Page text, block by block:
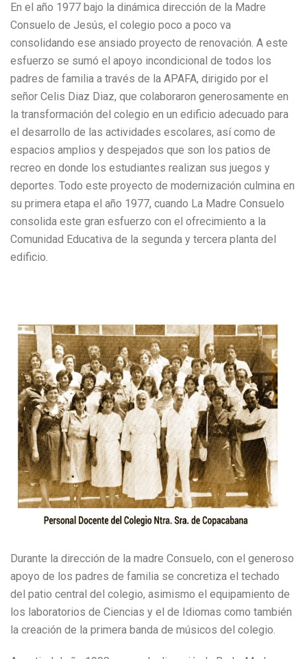
En el año 1977 bajo la dinámica dirección de la Madre
Consuelo de Jesús, el colegio poco a poco va
consolidando ese ansiado proyecto de renovación. A este
esfuerzo se sumó el apoyo incondicional de todos los
padres de familia a través de la APAFA, dirigido por el
señor Celis Diaz Diaz, que colaboraron generosamente en
la transformación del colegio en un edificio adecuado para
el desarrollo de las actividades escolares, así como de
espacios amplios y despejados que son los patios de
recreo en donde los estudiantes realizan sus juegos y
deportes. Todo este proyecto de modernización culmina en
su primera etapa el año 1977, cuando La Madre Consuelo
consolida este gran esfuerzo con el ofrecimiento a la
Comunidad Educativa de la segunda y tercera planta del
edificio.
Durante la dirección de la madre Consuelo, con el generoso
apoyo de los padres de familia se concretiza el techado
del patio central del colegio, asimismo el equipamiento de
los laboratorios de Ciencias y el de Idiomas como también
la creación de la primera banda de músicos del colegio.